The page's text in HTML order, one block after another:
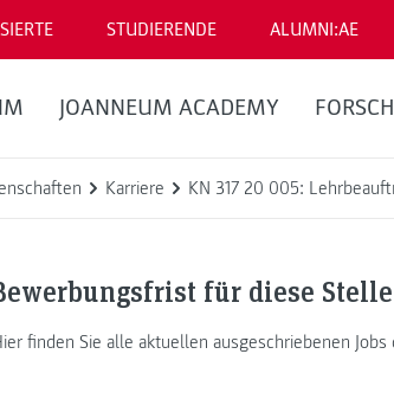
STUDIERENDE ALUMNI:AE
JOANNEUM ACADEMY
Karriere KN 317 20 005:
für diese
finden Sie alle aktuellen ausgeschriebenen Jobs